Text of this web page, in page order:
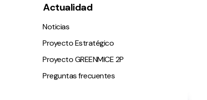
Actualidad
Noticias
Proyecto Estratégico
Proyecto GREENMICE 2P
Preguntas frecuentes